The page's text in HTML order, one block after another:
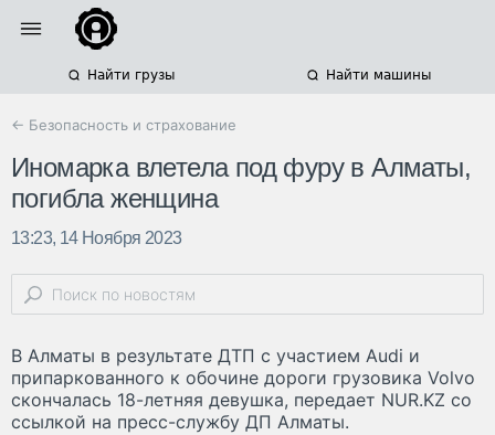
Найти грузы Найти машины
← Безопасность и страхование
Иномарка влетела под фуру в Алматы,
погибла женщина
13:23, 14 Ноября 2023
В Алматы в результате ДТП с участием Audi и
припаркованного к обочине дороги грузовика Volvo
скончалась 18-летняя девушка, передает NUR.KZ со
ссылкой на пресс-службу ДП Алматы.